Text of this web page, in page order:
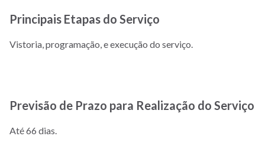
Principais Etapas do Serviço
Vistoria, programação, e execução do serviço.
Previsão de Prazo para Realização do Serviço
Até 66 dias.